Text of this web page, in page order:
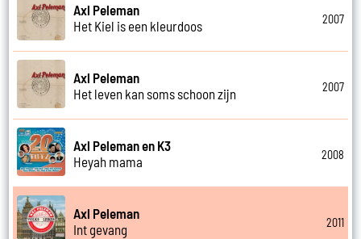
Axl Peleman
Het Kiel is een kleurdoos
2007
Axl Peleman
Het leven kan soms schoon zijn
2007
Axl Peleman en K3
Heyah mama
2008
Axl Peleman
Int gevang
2011